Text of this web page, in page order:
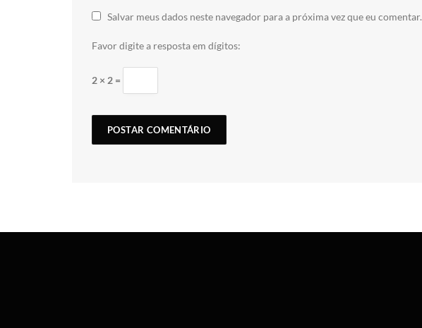
Salvar meus dados neste navegador para a próxima vez que eu comentar.
Favor digite a resposta em dígitos:
2 × 2 =